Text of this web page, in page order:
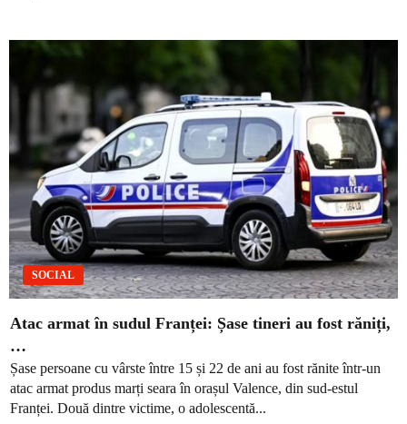
SOCIAL
Atac armat în sudul Franței: Șase tineri au fost răniți,
…
Șase persoane cu vârste între 15 și 22 de ani au fost rănite într-un
atac armat produs marți seara în orașul Valence, din sud-estul
Franței. Două dintre victime, o adolescentă...